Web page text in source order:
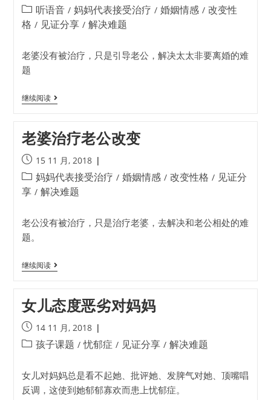
听语音 / 妈妈代表接受治疗 / 婚姻情感 / 改变性
格 / 见证分享 / 解决难题
老婆没有被治疗，只是引导老公，解决太太非要离婚的难
题
继续阅读
老婆治疗老公改变
15 11 月, 2018
妈妈代表接受治疗 / 婚姻情感 / 改变性格 / 见证分
享 / 解决难题
老公没有被治疗，只是治疗老婆，去解决和老公相处的难
题。
继续阅读
女儿态度恶劣对妈妈
14 11 月, 2018
孩子课题 / 忧郁症 / 见证分享 / 解决难题
女儿对妈妈总是看不起她、批评她、发脾气对她、顶嘴唱
反调，这使到她郁郁寡欢而患上忧郁症。